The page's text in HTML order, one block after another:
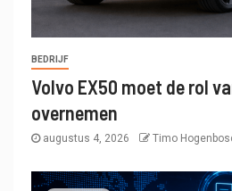
BEDRIJF
Volvo EX50 moet de rol
overnemen
augustus 4, 2026 Timo